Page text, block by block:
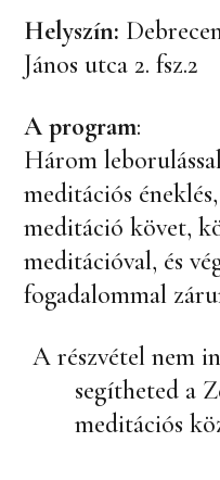
Helyszín:
János utca 2. fsz.2
A program:
Három
meditációs
meditáció követ,
meditációval, és
fogadalommal
A részvétel nem
segítheted a
meditációs